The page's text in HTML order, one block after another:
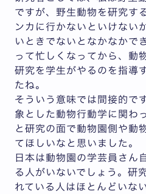
ですが、野生動物を研究す
ンカに行かないといけない
いときでないとなかなかで
って忙しくなってから、動
研究を学生がやるのを指導
たね。
そういう意味では間接的で
象とした動物行動学に関わ
と研究の面で動物園側や動
てほしいなと思いました。
日本は動物園の学芸員さん
る人がいないでしょう。研
れている人はほとんどいな